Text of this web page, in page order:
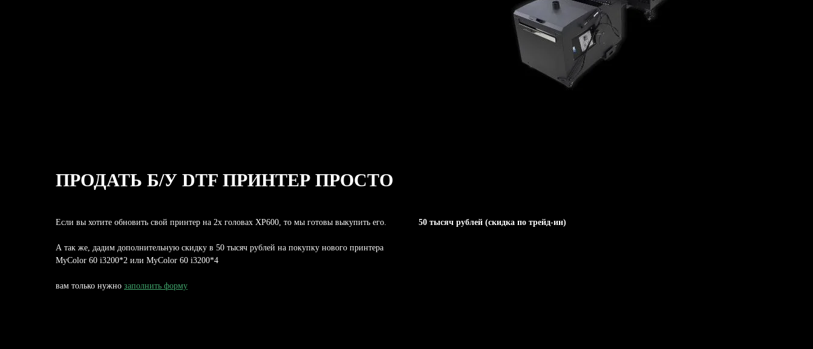
ПРОДАТЬ Б/У DTF ПРИНТЕР ПРОСТО
Если вы хотите обновить свой принтер на 2х головах XP600, то мы готовы выкупить его.
А так же, дадим дополнительную скидку в 50 тысяч рублей на покупку нового принтера
MyColor 60 i3200*2 или MyColor 60 i3200*4
вам только нужно заполнить форму
50 тысяч рублей (скидка по трейд-ин)